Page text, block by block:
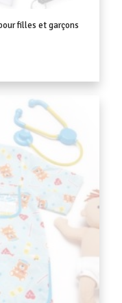
filles et garçons